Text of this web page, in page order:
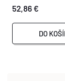
panvica + 0,8l
kanvica)
52,86 €
DO